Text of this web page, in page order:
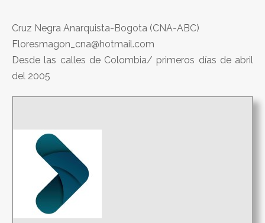
Cruz Negra Anarquista-Bogota (CNA-ABC)
Floresmagon_cna@hotmail.com
Desde las calles de Colombia/ primeros días de abril
del 2005